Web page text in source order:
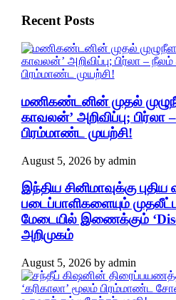
Recent Posts
மணிகண்டனின் முதல்
காவலன்’ அறிவிப்பு;
பிரம்மாண்ட முயற்சி!
August 5, 2026by admin
இந்திய சினிமாவுக்கு
படைப்பாளிகளையும்
மேடையில் இணைக்கும்
அறிமுகம்
August 5, 2026by admin